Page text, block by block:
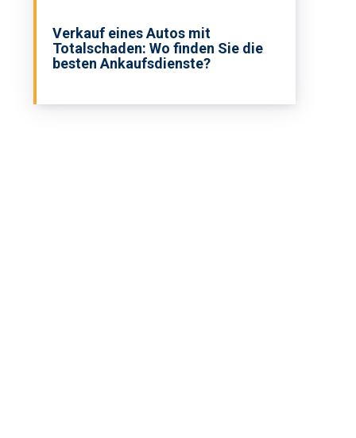
Verkauf eines Autos mit
Totalschaden: Wo finden Sie die
besten Ankaufsdienste?